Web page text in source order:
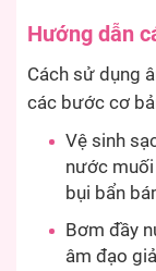
Hướng dẫn
Cách sử dụng
các bước cơ
Vệ sinh
nước muối
bụi bẩn
Bơm đầy
âm đạo